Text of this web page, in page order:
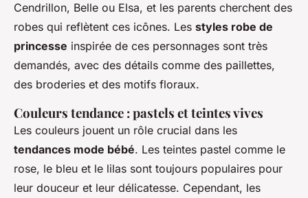
Cendrillon, Belle ou Elsa, et les parents cherchent des
robes qui reflètent ces icônes. Les styles robe de
princesse inspirée de ces personnages sont très
demandés, avec des détails comme des paillettes,
des broderies et des motifs floraux.
Couleurs tendance : pastels et teintes vives
Les couleurs jouent un rôle crucial dans les
tendances mode bébé. Les teintes pastel comme le
rose, le bleu et le lilas sont toujours populaires pour
leur douceur et leur délicatesse. Cependant, les